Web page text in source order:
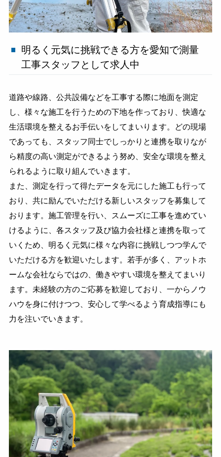
明るく元気に挑戦できる方を愛知で測量
工事スタッフとして求人中
道路や線路、公共設備などを工事する際に地面を測定
し、様々な施工を行うための下地を作っており、快適な
生活環境を整えるお手伝いをしてまいります。どの現場
であっても、スタッフ同士でしっかりと連携を取りなが
ら精度の高い測定ができるよう努め、安全な環境を整え
られるように取り組んでいきます。
また、測定を行って得たデータを元にした施工も行って
おり、共に励んでいただける新しいスタッフを募集して
おります。施工管理を行い、スムーズに工事を進めてい
けるように、各スタッフ及び協力会社様と連携を取って
いくため、明るく元気に様々な内容に挑戦しつつ学んで
いただける方を歓迎いたします。若手が多く、アットホ
ームな会社ならではの、働きやすい環境を整えてまいり
ます。未経験の方のご応募を歓迎しており、一からノウ
ハウを身に付けつつ、安心して学べるよう育成指導にも
力を注いでいきます。